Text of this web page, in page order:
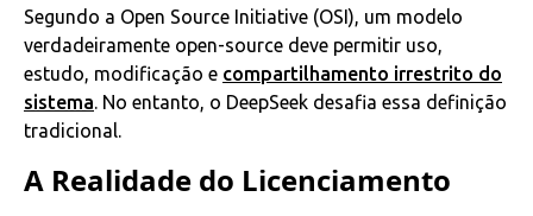
Segundo a Open Source Initiative (OSI), um modelo
verdadeiramente open-source deve permitir uso,
estudo, modificação e compartilhamento irrestrito do
sistema. No entanto, o DeepSeek desafia essa definição
tradicional.
A Realidade do Licenciamento